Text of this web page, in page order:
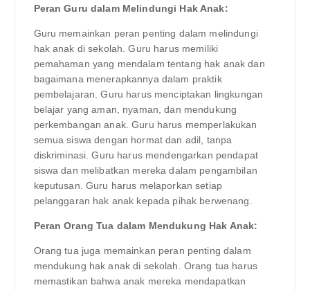
Peran Guru dalam Melindungi Hak Anak:
Guru memainkan peran penting dalam melindungi
hak anak di sekolah. Guru harus memiliki
pemahaman yang mendalam tentang hak anak dan
bagaimana menerapkannya dalam praktik
pembelajaran. Guru harus menciptakan lingkungan
belajar yang aman, nyaman, dan mendukung
perkembangan anak. Guru harus memperlakukan
semua siswa dengan hormat dan adil, tanpa
diskriminasi. Guru harus mendengarkan pendapat
siswa dan melibatkan mereka dalam pengambilan
keputusan. Guru harus melaporkan setiap
pelanggaran hak anak kepada pihak berwenang.
Peran Orang Tua dalam Mendukung Hak Anak:
Orang tua juga memainkan peran penting dalam
mendukung hak anak di sekolah. Orang tua harus
memastikan bahwa anak mereka mendapatkan